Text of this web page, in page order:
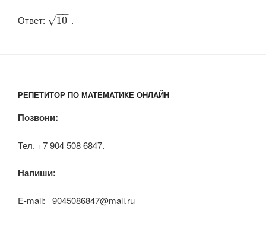
Ответ: ​ 10
−−
√ ​ .
РЕПЕТИТОР ПО МАТЕМАТИКЕ ОНЛАЙН
Позвони:
Тел. +7 904 508 6847.
Напиши:
E-mail: 9045086847@mail.ru